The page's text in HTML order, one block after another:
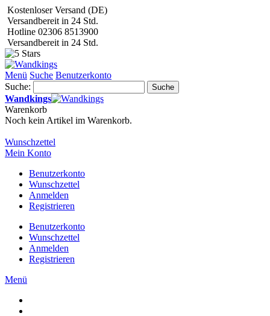
Kostenloser Versand (DE)
Versandbereit in 24 Std.
Hotline 02306 8513900
Versandbereit in 24 Std.
Menü Suche Benutzerkonto
Suche:
Suche
Wandkings
Warenkorb
Noch kein Artikel im Warenkorb.
Wunschzettel
Mein Konto
Benutzerkonto
Wunschzettel
Anmelden
Registrieren
Benutzerkonto
Wunschzettel
Anmelden
Registrieren
Menü